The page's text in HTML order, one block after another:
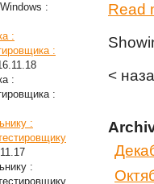
:
:
:
:
:
:
:
Read
<